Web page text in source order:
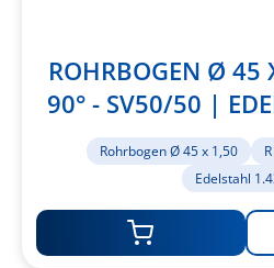
ROHRBOGEN Ø
90° - SV50/50 |
Rohrbogen Ø 45 x 1,50
Edelstahl